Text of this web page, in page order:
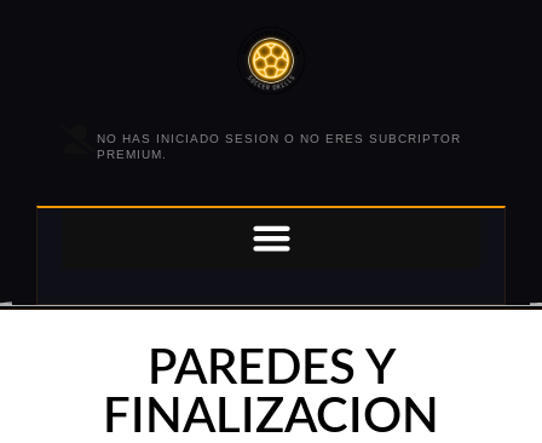
NO HAS INICIADO SESION O NO ERES SUBCRIPTOR
PREMIUM.
PAREDES Y
FINALIZACION